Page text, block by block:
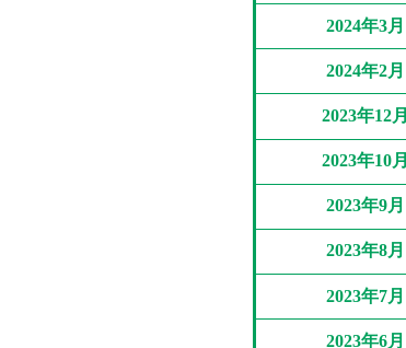
2024年3月
2024年2月
2023年12月
2023年10月
2023年9月
2023年8月
2023年7月
2023年6月